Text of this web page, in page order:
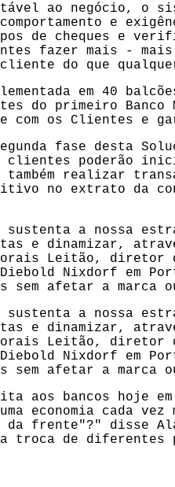
ao negócio,
comportamento e
de cheques e
fazer mais -
do que
em 40
do primeiro
os Clientes e
fase desta
clientes poderão
realizar
no extrato da
a nossa
e dinamizar,
Leitão, diretor
Nixdorf em
sem afetar a
a nossa
e dinamizar,
Leitão, diretor
Nixdorf em
sem afetar a
aos bancos hoje
economia cada
da frente"?" disse
troca de